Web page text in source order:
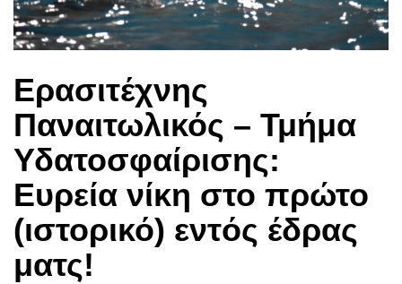
Ερασιτέχνης
Παναιτωλικός – Τμήμα
Υδατοσφαίρισης:
Ευρεία νίκη στο πρώτο
(ιστορικό) εντός έδρας
ματς!